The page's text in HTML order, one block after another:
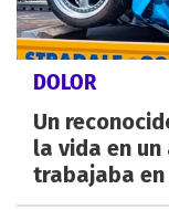
DOLOR
Un
la vida en
trabajaba en